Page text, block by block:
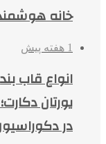
خانه
1 هفته پیش
انواع قاب
یورتان
در